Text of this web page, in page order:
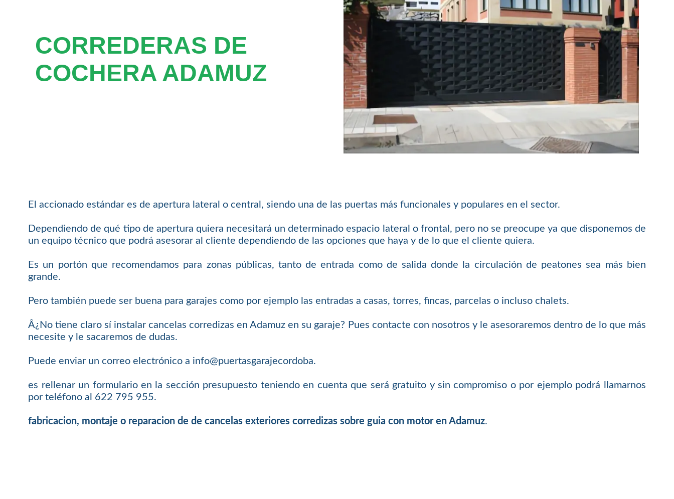
CORREDERAS DE
COCHERA ADAMUZ
El accionado estándar es de apertura lateral o central, siendo una de las puertas más funcionales y populares en el sector.
Dependiendo de qué tipo de apertura quiera necesitará un determinado espacio lateral o frontal, pero no se preocupe ya que disponemos de
un equipo técnico que podrá asesorar al cliente dependiendo de las opciones que haya y de lo que el cliente quiera.
Es un portón que recomendamos para zonas públicas, tanto de entrada como de salida donde la circulación de peatones sea más bien
grande.
Pero también puede ser buena para garajes como por ejemplo las entradas a casas, torres, fincas, parcelas o incluso chalets.
Â¿No tiene claro sí instalar cancelas corredizas en Adamuz en su garaje? Pues contacte con nosotros y le asesoraremos dentro de lo que más
necesite y le sacaremos de dudas.
Puede enviar un correo electrónico a info@puertasgarajecordoba.
es rellenar un formulario en la sección presupuesto teniendo en cuenta que será gratuito y sin compromiso o por ejemplo podrá llamarnos
por teléfono al 622 795 955.
fabricacion, montaje o reparacion de de cancelas exteriores corredizas sobre guia con motor en Adamuz.